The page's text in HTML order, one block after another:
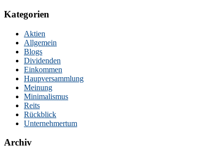
Kategorien
Aktien
Allgemein
Blogs
Dividenden
Einkommen
Haupversammlung
Meinung
Minimalismus
Reits
Rückblick
Unternehmertum
Archiv